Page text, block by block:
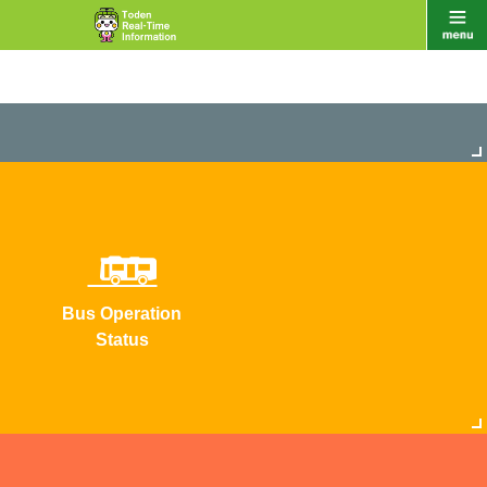
Bus Operation
Status